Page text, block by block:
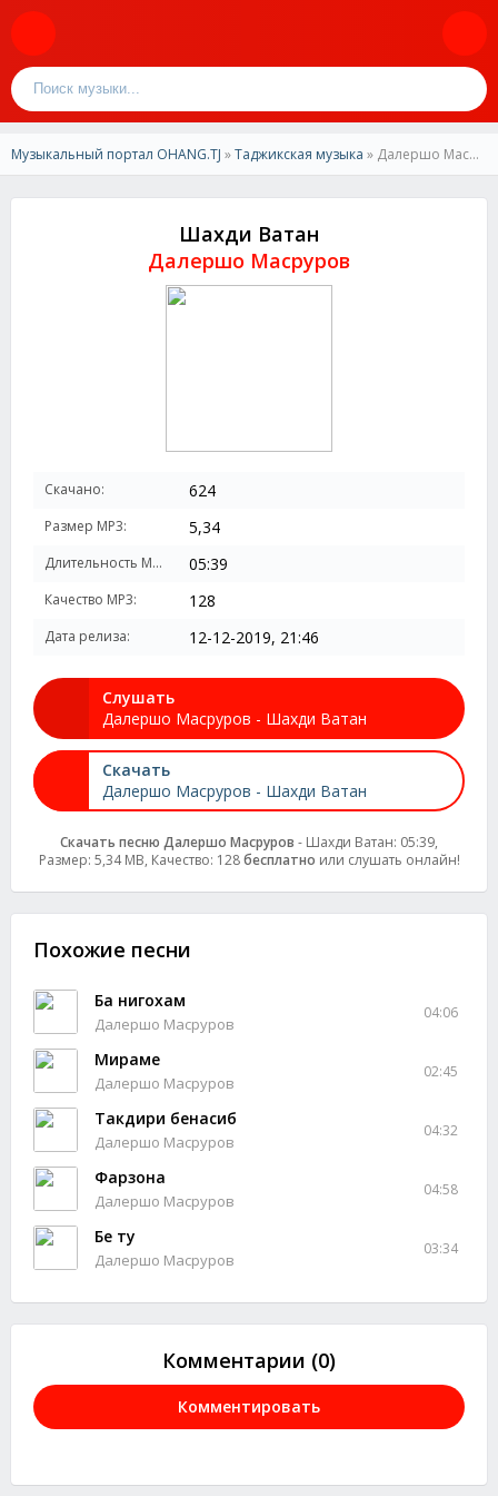
Музыкальный портал OHANG.TJ »Таджикская музыка » Далершо Масруров-Шахди Ватан
Шахди Ватан
Далершо Масруров
Скачано: 624
Размер MP3: 5,34
Длительность MP3: 05:39
Качество MP3: 128
Дата релиза: 12-12-2019, 21:46
Слушать
Далершо Масруров - Шахди Ватан
Скачать
Далершо Масруров - Шахди Ватан
Скачать песню Далершо Масруров - Шахди Ватан: 05:39,
Размер: 5,34 MB, Качество: 128бесплатно или слушать онлайн!
Похожие песни
Ба нигохам
Далершо Масруров
04:06
Мираме
Далершо Масруров
02:45
Такдири бенасиб
Далершо Масруров
04:32
Фарзона
Далершо Масруров
04:58
Бе ту
Далершо Масруров
03:34
Комментарии (0)
Комментировать